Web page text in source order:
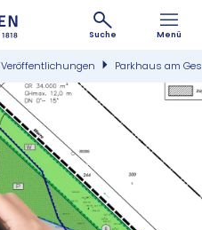
Suche Menü
Veröffentlichungen Parkhaus am